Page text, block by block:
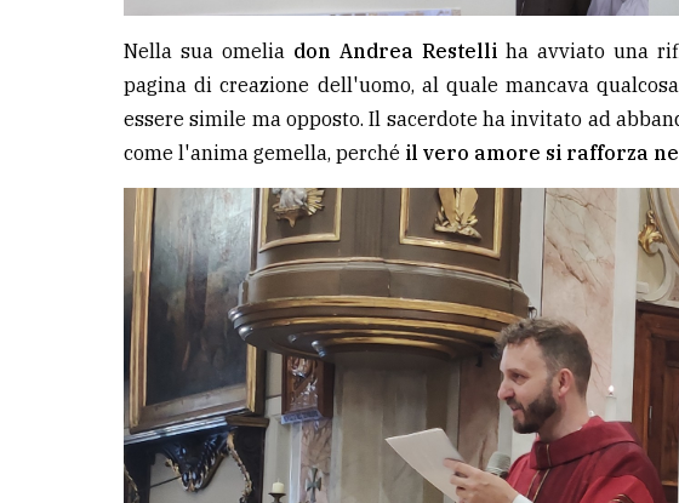
Nella sua omelia don Andrea Restelli ha avviato una
pagina di creazione dell'uomo, al quale mancava
essere simile ma opposto. Il sacerdote ha invitato ad
come l'anima gemella, perché il vero amore si rafforza